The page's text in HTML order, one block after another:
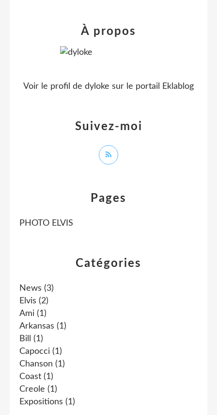
Catégories
News (3)
Elvis (2)
Ami (1)
Arkansas (1)
Bill
(1)
Capocci (1)
Chanson (1)
Coast (1)
Creole (1)
Expositions (1)
Pages
PHOTO ELVIS
Suivez-moi
À propos
Voir le profil de dyloke sur le portail Eklablog